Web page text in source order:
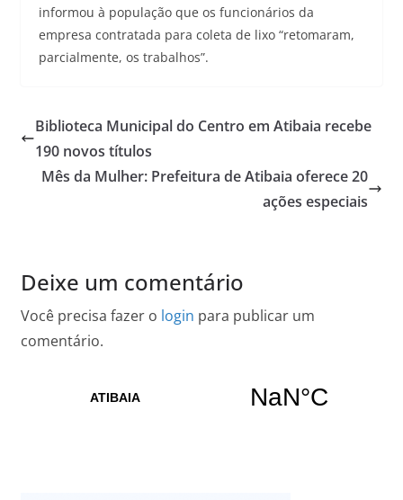
informou à população que os funcionários da
empresa contratada para coleta de lixo “retomaram,
parcialmente, os trabalhos”.
Biblioteca Municipal do Centro em Atibaia recebe
190 novos títulos
Mês da Mulher: Prefeitura de Atibaia oferece 20
ações especiais
Deixe um comentário
Você precisa fazer o login para publicar um
comentário.